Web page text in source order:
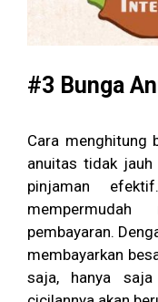
#3 Bunga
Cara menghitung
anuitas tidak
pinjaman
pembayaran.
membayarkan
saja, hanya